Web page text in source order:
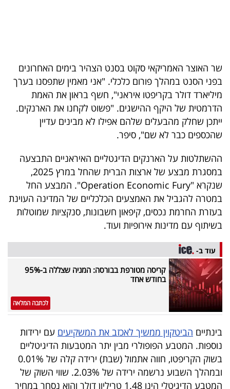
המילון
הכלכלי
פודקאסט
40
UNDER
40
שיתופי
פעולה
דרושים
ניוזלטרים
מייל
אדום
שר האוצר האמריקאי סקוט בסנט הצהיר בימים האחרונים
בפני הסנט במהלך פורום כלכלי. "אני מאמין שתפסנו בערך
מיליארד דולר בקריפטו איראני", חשף בראון את האמת
הדרמטית של היקף ההישגים. "פשוט לקחנו את הארנקים.
ייתכן שחלק מהבעלים שלהם אפילו לא מבינים עדיין
שהכספים כבר לא שם", סיפר.
ההשתלטות על הארנקים הדיגטליים האיראניים התבצעה
במסגרת מבצע של ארצות הברית שהחל במרץ 2025,
שנקרא "Operation Economic Fury". המבצע החל
במטרה להגביל את האמצעים הכלכליים של המדינה העוינת
בעזרת החרמת נכסים, קיפאון חשבונות, סנקציות שמוטלות
בשיתוף עם מדינות אירופיות ועוד.
עוד ב-
קריסה מטורפת בבורסה: המניה שצללה ב-95%
בחודש אחד
לכתבה המלאה
בינתיים הביטקוין ממשיך לאכזב את המשקיעים עם ירידות
נוספות. המטבע הפופולרי מבין יתר המטבעות הדיגיטליים
בשוק הקריפטו, חווה אתמול (שבת) ירידה קלה של 0.01%
ובמהלך השבוע נרשמה ירידה של 2.03%. שווי השוק של
המטבע הדיגיטלי הינו 1.48 טריליון דולר והוא נסחר במחיר